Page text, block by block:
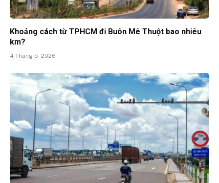
Khoảng cách từ TPHCM đi Buôn Mê Thuột bao nhiêu
km?
4 Tháng 5, 2026